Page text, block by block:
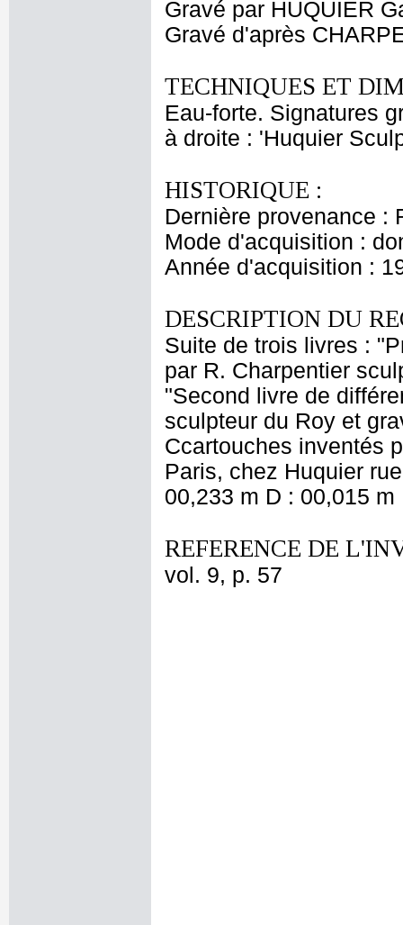
Gravé par HUQUIER
Gravé d'après
TECHNIQUES ET
Eau-forte. Signatures
à droite : 'Huquier
HISTORIQUE :
Dernière provenance :
Mode d'acquisition :
Année d'acquisition :
DESCRIPTION DU
Suite de trois livres :
par R. Charpentier
"Second livre de
sculpteur du Roy et
Ccartouches inventés
Paris, chez Huquier
00,233 m D : 00,015
REFERENCE DE
vol. 9, p. 57